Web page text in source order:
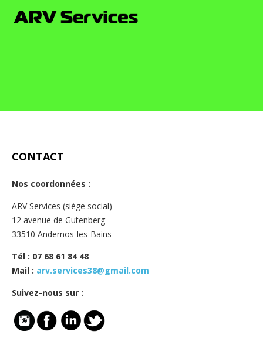
CONTACT
Nos coordonnées :
ARV Services (siège social)
12 avenue de Gutenberg
33510 Andernos-les-Bains
Tél : 07 68 61 84 48
Mail : arv.services38@gmail.com
Suivez-nous sur :